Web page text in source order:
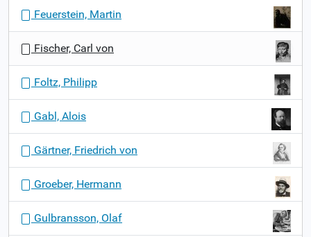
Feuerstein, Martin
Fischer, Carl von
Foltz, Philipp
Gabl, Alois
Gärtner, Friedrich von
Groeber, Hermann
Gulbransson, Olaf